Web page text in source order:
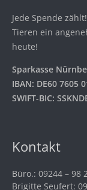
Jede Spende
Tieren ein
heute!
Sparkasse
IBAN: DE60 7605
SWIFT-BIC:
Kontakt
Büro.: 09244 – 98
Brigitte Seufert: